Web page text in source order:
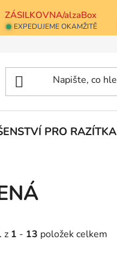
ZÁSILKOVNA/alzaBox
EXPEDUJEME OKAMŽITĚ
PRO RAZÍTKA
z 1 - 13 položek celkem